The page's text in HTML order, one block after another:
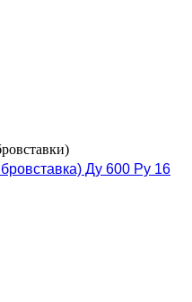
Ду 600 Ру 16